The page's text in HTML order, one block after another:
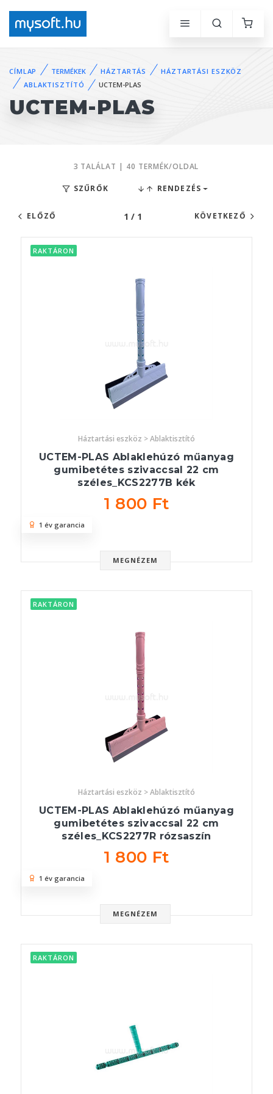
CÍMLAP TERMÉKEK HÁZTARTÁS
HÁZTARTÁSI ESZKÖZ
ABLAKTISZTÍTÓ
UCTEM-PLAS
UCTEM-PLAS
3 TALÁLAT | 40 TERMÉK/OLDAL
SZŰRŐK RENDEZÉS
ELŐZŐ 1 / 1 KÖVETKEZŐ
RAKTÁRON
Háztartási eszköz > Ablaktisztító
UCTEM-PLAS Ablaklehúzó műanyag
gumibetétes szivaccsal 22 cm
széles_KCS2277B kék
1 800 Ft
MEGNÉZEM
1 év garancia
RAKTÁRON
Háztartási eszköz > Ablaktisztító
UCTEM-PLAS Ablaklehúzó műanyag
gumibetétes szivaccsal 22 cm
széles_KCS2277R rózsaszín
1 800 Ft
MEGNÉZEM
1 év garancia
RAKTÁRON